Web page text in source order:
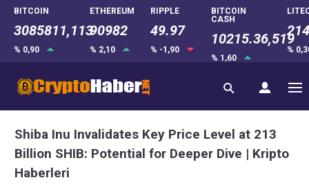
BITCOIN
3085811,113
% 0,90
ETHEREUM
90982
% 2,10
RIPPLE
49.97
% -1,90
BITCOIN
CASH
10215.36,519
% 1,60
%
Shiba Inu Invalidates Key Price Level at 213
Billion SHIB: Potential for Deeper Dive | Kripto
Haberleri